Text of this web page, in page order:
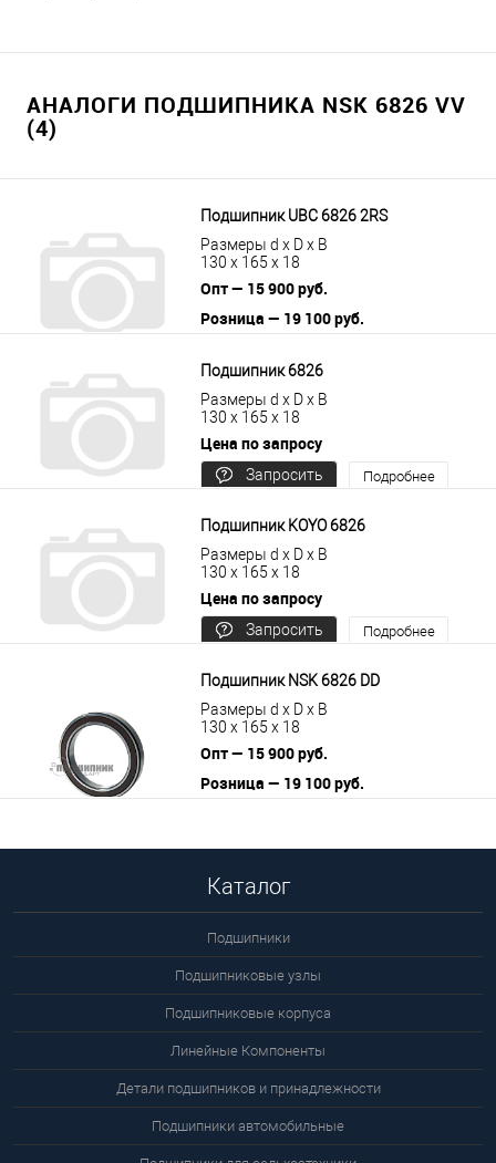
АНАЛОГИ ПОДШИПНИКА NSK 6826 VV
(4)
Подшипник UBC 6826 2RS
Размеры d x D x B
130 x 165 x 18
Опт — 15 900 руб.
Розница — 19 100 руб.
Подшипник 6826
Размеры d x D x B
130 x 165 x 18
Цена по запросу
Запросить
Подробнее
Подшипник KOYO 6826
Размеры d x D x B
130 x 165 x 18
Цена по запросу
Запросить
Подробнее
Подшипник NSK 6826 DD
Размеры d x D x B
130 x 165 x 18
Опт — 15 900 руб.
Розница — 19 100 руб.
Каталог
Подшипники
Подшипниковые узлы
Подшипниковые корпуса
Линейные Компоненты
Детали подшипников и принадлежности
Подшипники автомобильные